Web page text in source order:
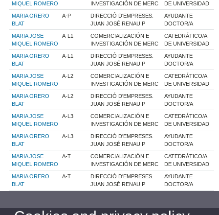
MIQUEL ROMERO
INVESTIGACIÓN DE MERC
DE UNIVERSIDAD
MARIA ORERO
BLAT
A-P
DIRECCIÓ D'EMPRESES.
JUAN JOSÉ RENAU P
AYUDANTE
DOCTOR/A
MARIA JOSE
MIQUEL ROMERO
A-L1
COMERCIALIZACIÓN E
INVESTIGACIÓN DE MERC
CATEDRÁTICO/A
DE UNIVERSIDAD
MARIA ORERO
BLAT
A-L1
DIRECCIÓ D'EMPRESES.
JUAN JOSÉ RENAU P
AYUDANTE
DOCTOR/A
MARIA JOSE
MIQUEL ROMERO
A-L2
COMERCIALIZACIÓN E
INVESTIGACIÓN DE MERC
CATEDRÁTICO/A
DE UNIVERSIDAD
MARIA ORERO
BLAT
A-L2
DIRECCIÓ D'EMPRESES.
JUAN JOSÉ RENAU P
AYUDANTE
DOCTOR/A
MARIA JOSE
MIQUEL ROMERO
A-L3
COMERCIALIZACIÓN E
INVESTIGACIÓN DE MERC
CATEDRÁTICO/A
DE UNIVERSIDAD
MARIA ORERO
BLAT
A-L3
DIRECCIÓ D'EMPRESES.
JUAN JOSÉ RENAU P
AYUDANTE
DOCTOR/A
MARIA JOSE
MIQUEL ROMERO
A-T
COMERCIALIZACIÓN E
INVESTIGACIÓN DE MERC
CATEDRÁTICO/A
DE UNIVERSIDAD
MARIA ORERO
BLAT
A-T
DIRECCIÓ D'EMPRESES.
JUAN JOSÉ RENAU P
AYUDANTE
DOCTOR/A